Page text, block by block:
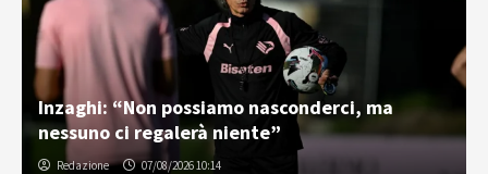
Inzaghi: “Non possiamo nasconderci, ma
nessuno ci regalerà niente”
Redazione 07/08/2026 10:14